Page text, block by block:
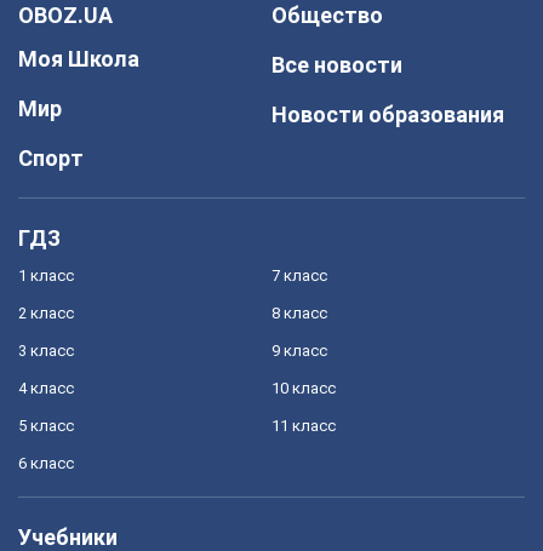
OBOZ.UA
Моя Школа
Мир
Спорт
Общество
Все новости
Новости образования
ГДЗ
1 класс
2 класс
3 класс
4 класс
5 класс
6 класс
7 класс
8 класс
9 класс
10 класс
11 класс
Учебники